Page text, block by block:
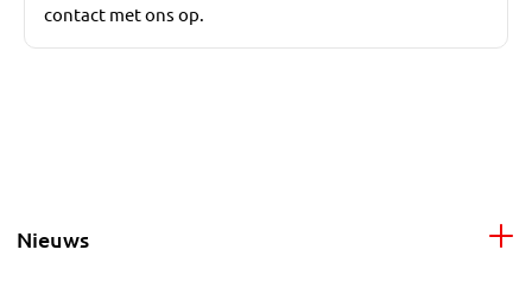
contact met ons op.
Nieuws